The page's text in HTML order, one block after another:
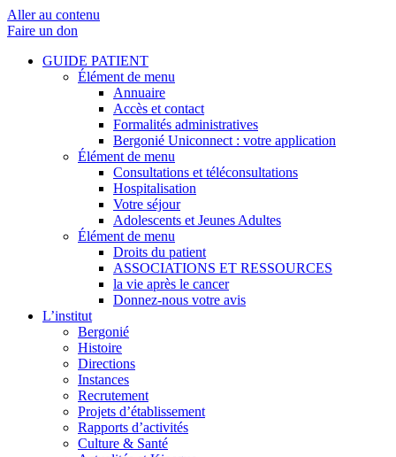
Aller au contenu
Faire un don
GUIDE PATIENT
Élément de menu
Annuaire
Accès et contact
Formalités administratives
Bergonié Uniconnect : votre application
Élément de menu
Consultations et téléconsultations
Hospitalisation
Votre séjour
Adolescents et Jeunes Adultes
Élément de menu
Droits du patient
ASSOCIATIONS ET RESSOURCES
la vie après le cancer
Donnez-nous votre avis
L’institut
Bergonié
Histoire
Directions
Instances
Recrutement
Projets d’établissement
Rapports d’activités
Culture & Santé